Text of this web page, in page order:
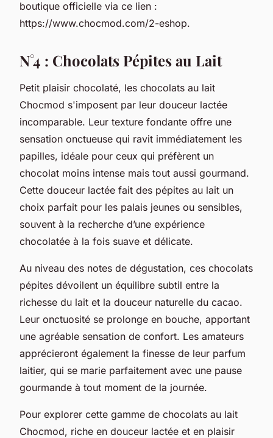
boutique officielle via ce lien :
https://www.chocmod.com/2-eshop.
N°4 : Chocolats Pépites au Lait
Petit plaisir chocolaté, les chocolats au lait
Chocmod s'imposent par leur douceur lactée
incomparable. Leur texture fondante offre une
sensation onctueuse qui ravit immédiatement les
papilles, idéale pour ceux qui préfèrent un
chocolat moins intense mais tout aussi gourmand.
Cette douceur lactée fait des pépites au lait un
choix parfait pour les palais jeunes ou sensibles,
souvent à la recherche d’une expérience
chocolatée à la fois suave et délicate.
Au niveau des notes de dégustation, ces chocolats
pépites dévoilent un équilibre subtil entre la
richesse du lait et la douceur naturelle du cacao.
Leur onctuosité se prolonge en bouche, apportant
une agréable sensation de confort. Les amateurs
apprécieront également la finesse de leur parfum
laitier, qui se marie parfaitement avec une pause
gourmande à tout moment de la journée.
Pour explorer cette gamme de chocolats au lait
Chocmod, riche en douceur lactée et en plaisir